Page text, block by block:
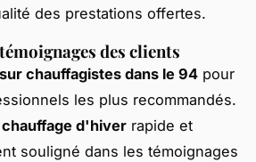
des prestations offertes.
des clients
chauffagistes dans le 94 pour
les plus recommandés.
d'hiver rapide et
souligné dans les témoignages